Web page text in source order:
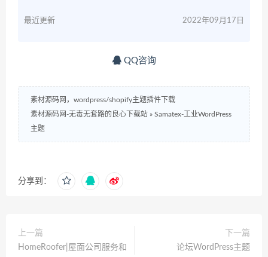
最近更新 2022年09月17日
QQ咨询
素材源码网，wordpress/shopify主题插件下载
素材源码网-无毒无套路的良心下载站 » Samatex-工业WordPress
主题
分享到：
上一篇
HomeRoofer|屋面公司服务和
下一篇
论坛WordPress主题